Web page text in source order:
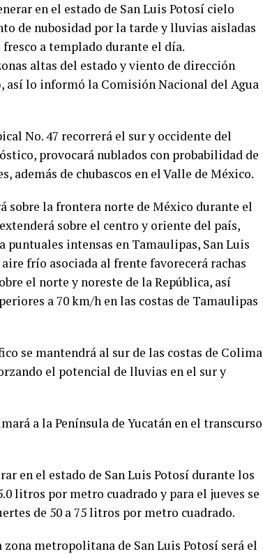
en el estado de San Luis Potosí cielo
de nubosidad por la tarde y lluvias aisladas
a templado durante el día.
altas del estado y viento de dirección
así lo informó la Comisión Nacional del Agua
No. 47 recorrerá el sur y occidente del
provocará nublados con probabilidad de
además de chubascos en el Valle de México.
sobre la frontera norte de México durante el
sobre el centro y oriente del país,
intensas en Tamaulipas, San Luis
frío asociada al frente favorecerá rachas
el norte y noreste de la República, así
a 70 km/h en las costas de Tamaulipas
se mantendrá al sur de las costas de Colima
el potencial de lluvias en el sur y
a la Península de Yucatán en el transcurso
en el estado de San Luis Potosí durante los
litros por metro cuadrado y para el jueves se
de 50 a 75 litros por metro cuadrado.
metropolitana de San Luis Potosí será el